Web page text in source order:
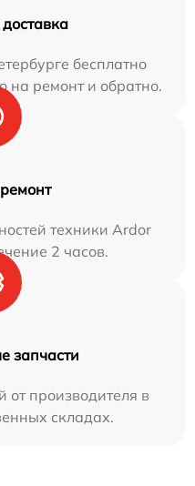
бесплатно
на ремонт и обратно.
техники Ardor
2 часов.
запчасти
от производителя в
складах.